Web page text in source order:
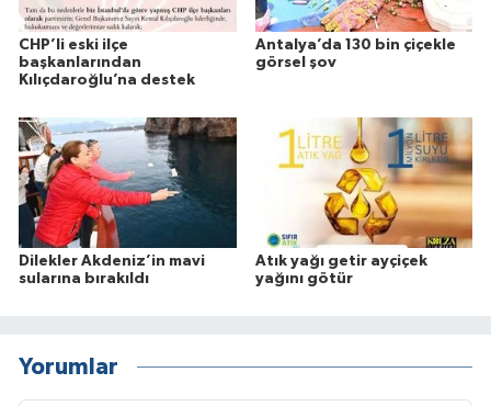
CHP’li eski ilçe
başkanlarından
Kılıçdaroğlu’na destek
Antalya’da 130 bin çiçekle
görsel şov
Dilekler Akdeniz’in mavi
sularına bırakıldı
Atık yağı getir ayçiçek
yağını götür
Yorumlar